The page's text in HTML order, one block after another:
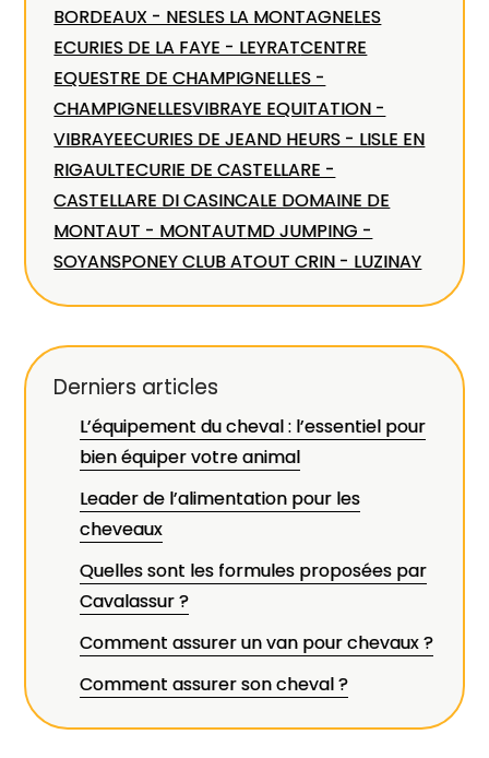
BORDEAUX - NESLES LA MONTAGNELES
ECURIES DE LA FAYE - LEYRATCENTRE
EQUESTRE DE CHAMPIGNELLES -
CHAMPIGNELLESVIBRAYE EQUITATION -
VIBRAYEECURIES DE JEAND HEURS - LISLE EN
RIGAULTECURIE DE CASTELLARE -
CASTELLARE DI CASINCALE DOMAINE DE
MONTAUT - MONTAUTMD JUMPING -
SOYANSPONEY CLUB ATOUT CRIN - LUZINAY
Derniers articles
L’équipement du cheval : l’essentiel pour
bien équiper votre animal
Leader de l’alimentation pour les
cheveaux
Quelles sont les formules proposées par
Cavalassur ?
Comment assurer un van pour chevaux ?
Comment assurer son cheval ?